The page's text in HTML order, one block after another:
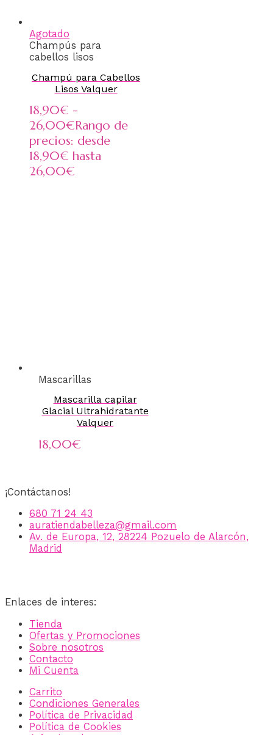
Agotado
Champús para
cabellos lisos
Champú para Cabellos
Lisos Valquer
18,90€ -
26,00€Rango de
precios: desde
18,90€ hasta
26,00€
Mascarillas
Mascarilla capilar
Glacial Ultrahidratante
Valquer
18,00€
¡Contáctanos!
680 71 24 43
auratiendabelleza@gmail.com
Av. de Europa, 12, 28224 Pozuelo de Alarcón,
Madrid
Enlaces de interes:
Tienda
Ofertas y Promociones
Sobre nosotros
Contacto
Mi Cuenta
Carrito
Condiciones Generales
Política de Privacidad
Política de Cookies